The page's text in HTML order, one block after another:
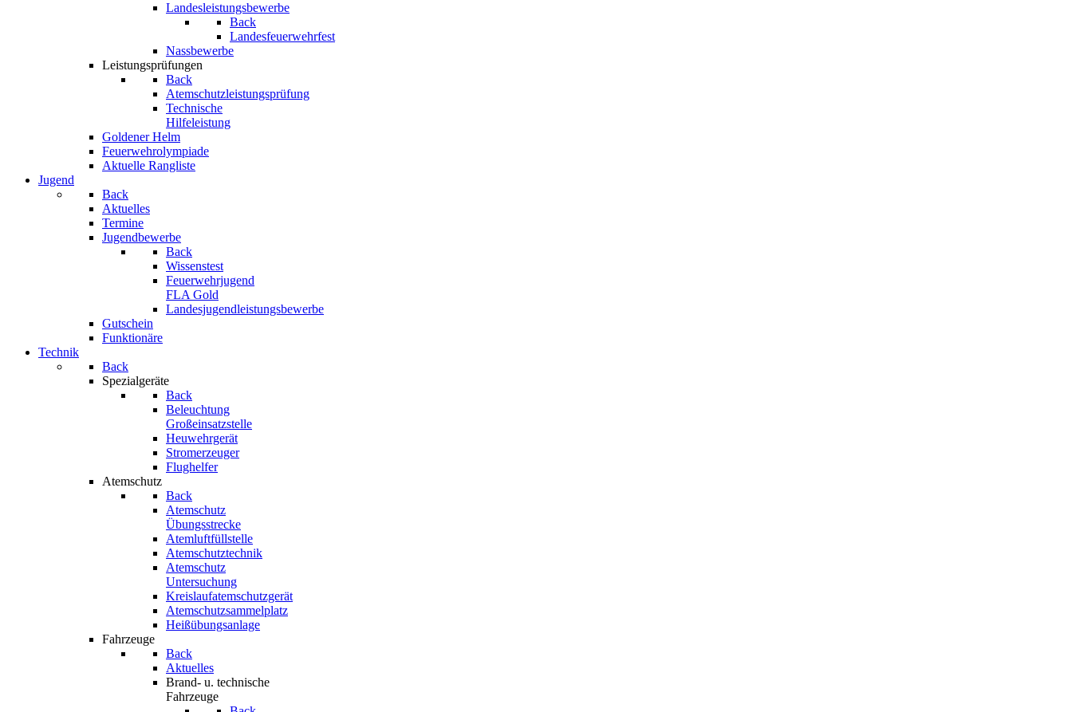
Landesleistungsbewerbe
Back
Landesfeuerwehrfest
Nassbewerbe
Leistungsprüfungen
Back
Atemschutzleistungsprüfung
Technische
Hilfeleistung
Goldener Helm
Feuerwehrolympiade
Aktuelle Rangliste
Jugend
Back
Aktuelles
Termine
Jugendbewerbe
Back
Wissenstest
Feuerwehrjugend
FLA Gold
Landesjugendleistungsbewerbe
Gutschein
Funktionäre
Technik
Back
Spezialgeräte
Back
Beleuchtung
Großeinsatzstelle
Heuwehrgerät
Stromerzeuger
Flughelfer
Atemschutz
Back
Atemschutz
Übungsstrecke
Atemluftfüllstelle
Atemschutztechnik
Atemschutz
Untersuchung
Kreislaufatemschutzgerät
Atemschutzsammelplatz
Heißübungsanlage
Fahrzeuge
Back
Aktuelles
Brand- u. technische
Fahrzeuge